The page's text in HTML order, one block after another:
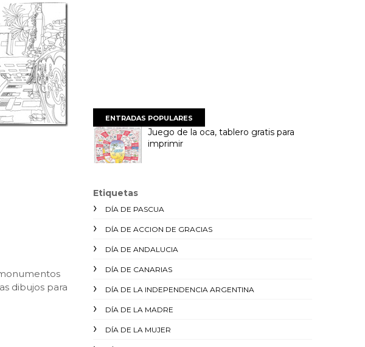
dibujos para
ENTRADAS POPULARES
Juego de la oca, tablero gratis para
imprimir
Etiquetas
DÍA DE PASCUA
DÍA DE ACCION DE GRACIAS
DÍA DE ANDALUCIA
DÍA DE CANARIAS
DÍA DE LA INDEPENDENCIA ARGENTINA
DÍA DE LA MADRE
DÍA DE LA MUJER